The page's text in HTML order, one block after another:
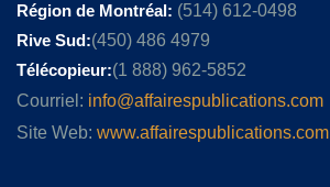
Région de Montréal: (514) 612-0498
Rive Sud:(450) 486 4979
Télécopieur:(1 888) 962-5852
Courriel: info@affairespublications.com
Site Web: www.affairespublications.com